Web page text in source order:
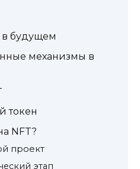
в будущем
механизмы в
токен
NFT?
проект
этап